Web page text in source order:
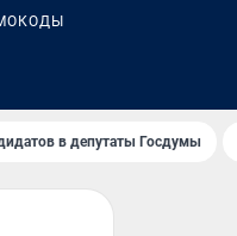
в депутаты Госдумы